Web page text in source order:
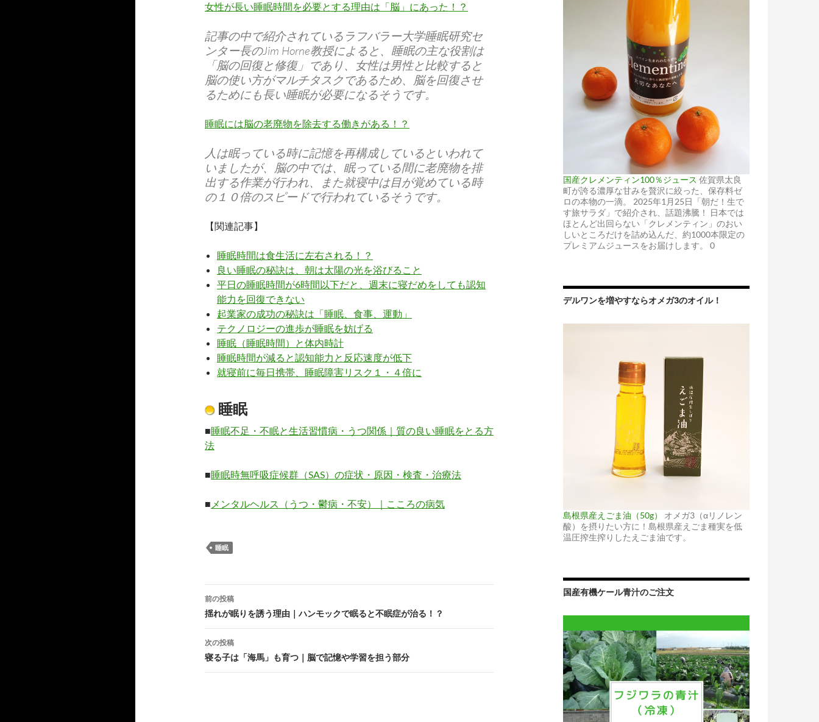
女性が長い睡眠時間を必要とする理由は「脳」にあった！？
記事の中で紹介されているラフバラー大学睡眠研究セ
ンター長のJim Horne教授によると、睡眠の主な役割は
「脳の回復と修復」であり、女性は男性と比較すると
脳の使い方がマルチタスクであるため、脳を回復させ
るためにも長い睡眠が必要になるそうです。
睡眠には脳の老廃物を除去する働きがある！？
人は眠っている時に記憶を再構成しているといわれて
いましたが、脳の中では、眠っている間に老廃物を排
出する作業が行われ、また就寝中は目が覚めている時
の１０倍のスピードで行われているそうです。
【関連記事】
睡眠時間は食生活に左右される！？
良い睡眠の秘訣は、朝は太陽の光を浴びること
平日の睡眠時間が6時間以下だと、週末に寝だめをしても認知
能力を回復できない
起業家の成功の秘訣は「睡眠、食事、運動」
テクノロジーの進歩が睡眠を妨げる
睡眠（睡眠時間）と体内時計
睡眠時間が減ると認知能力と反応速度が低下
就寝前に毎日携帯、睡眠障害リスク１・４倍に
睡眠
■睡眠不足・不眠と生活習慣病・うつ関係｜質の良い睡眠をとる方
法
■睡眠時無呼吸症候群（SAS）の症状・原因・検査・治療法
■ メンタルヘルス（うつ・鬱病・不安）｜こころの病気
睡眠
投
稿
ナ
ビ
ゲ
前の投稿
揺れが眠りを誘う理由｜ハンモックで眠ると不眠症が治る！？
次の投稿
寝る子は「海馬」も育つ｜脳で記憶や学習を担う部分
国産クレメンティン100％ジュース 佐賀県太良
町が誇る濃厚な甘みを贅沢に絞った、保存料ゼ
ロの本物の一滴。 2025年1月25日「朝だ！生で
す旅サラダ」で紹介され、話題沸騰！ 日本では
ほとんど出回らない「クレメンティン」のおい
しいところだけを詰め込んだ、約1000本限定の
プレミアムジュースをお届けします。 0
デルワンを増やすならオメガ3のオイル！
島根県産えごま油（50g）
オメガ3（αリノレン
酸）を摂りたい方に！島根県産えごま種実を低
温圧搾生搾りしたえごま油です。
国産有機ケール青汁のご注文